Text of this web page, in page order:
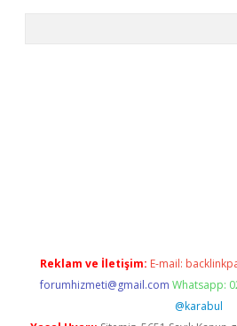
Reklam ve İletişim: E-mail:
forumhizmeti@gmail.com Whatsapp:
@karabul